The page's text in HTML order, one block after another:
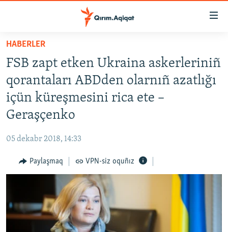
Esas
qaytmaq
Baş
navigatsiyağa
qaytmaq
Qıdıruvğa
İQTİSADİYAT
CEMİYET
İNSAN AQLARI
VİDEO
BLOGLAR
FİKİR
HABERLER
FSB zapt etken Ukraina askerleriniñ
qorantaları ABDden olarnıñ azatlığı
içün küreşmesini rica ete –
Geraşçenko
05 dekabr 2018, 14:33
Paylaşmaq VPN-siz oquñız